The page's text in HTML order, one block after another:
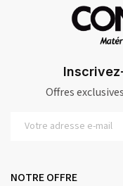
Offres
NOTRE OFFRE